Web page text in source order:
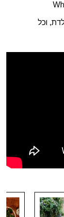
וכל